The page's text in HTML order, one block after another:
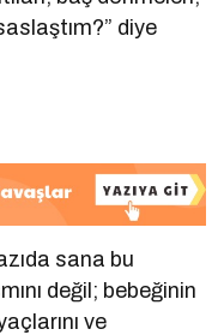
diye
sana bu
değil; bebeğinin
ve